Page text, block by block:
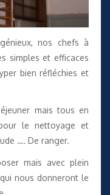
nos chefs à
simples et efficaces
bien réfléchies et
mais tous en
le nettoyage et
…. De ranger.
mais avec plein
nous donneront le